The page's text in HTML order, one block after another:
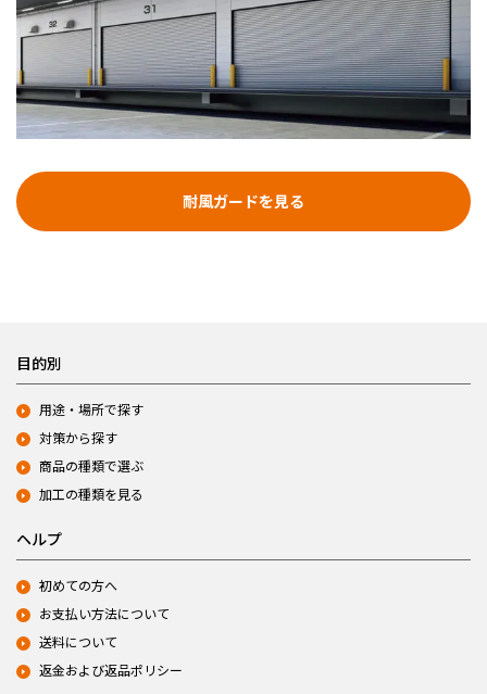
耐風ガードを見る
目的別
用途・場所で探す
対策から探す
商品の種類で選ぶ
加工の種類を見る
ヘルプ
初めての方へ
お支払い方法について
送料について
返金および返品ポリシー